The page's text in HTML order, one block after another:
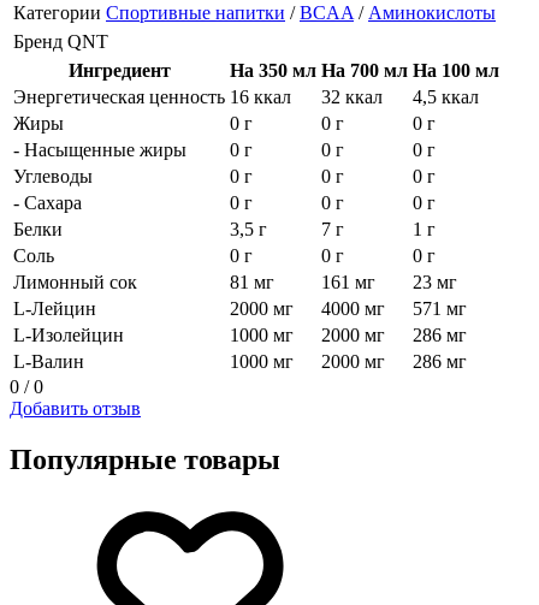
Категории Спортивные напитки /BCAA / Аминокислоты
Бренд QNT
Ингредиент
На 350 мл На 700 мл На 100 мл
Энергетическая ценность 16 ккал 32 ккал
4,5 ккал
Жиры
0 г 0 г
0 г
- Насыщенные жиры
0 г 0 г
0 г
Углеводы
0 г 0 г
0 г
- Сахара
0 г 0 г
0 г
Белки
3,5 г 7 г
1 г
Соль
0 г 0 г
0 г
Лимонный сок
81 мг 161 мг
23 мг
L-Лейцин
2000 мг 4000 мг
571 мг
L-Изолейцин
1000 мг 2000 мг
286 мг
L-Валин
1000 мг 2000 мг
286 мг
0 / 0
Добавить отзыв
Популярные товары